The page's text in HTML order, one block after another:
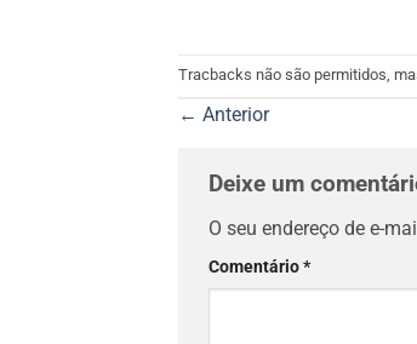
Tracbacks não são permitidos,
← Anterior
Deixe um
O seu endereço de e-
Comentário*